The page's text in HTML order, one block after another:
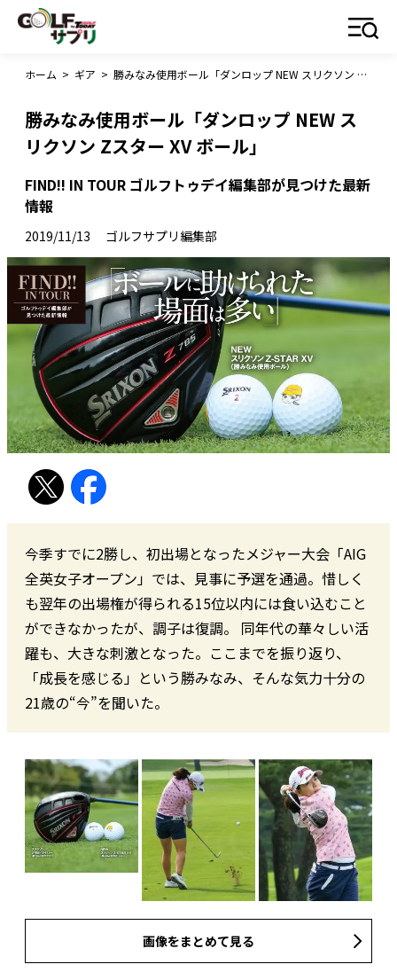
ホーム > ギア > 勝みなみ使用ボール「ダンロップ NEW スリクソン Zスター XV ボール」
勝みなみ使用ボール「ダンロップ NEW ス
リクソン Zスター XV ボール」
FIND!! IN TOUR ゴルフトゥデイ編集部が見つけた最新
情報
2019/11/13 ゴルフサプリ編集部
今季すでに2勝し、初出場となったメジャー大会「AIG
全英女子オープン」では、見事に予選を通過。惜しく
も翌年の出場権が得られる15位以内には食い込むこと
ができなかったが、調子は復調。 同年代の華々しい活
躍も、大きな刺激となった。ここまでを振り返り、
「成長を感じる」という勝みなみ、そんな気力十分の
21歳の“今”を聞いた。
画像をまとめて見る